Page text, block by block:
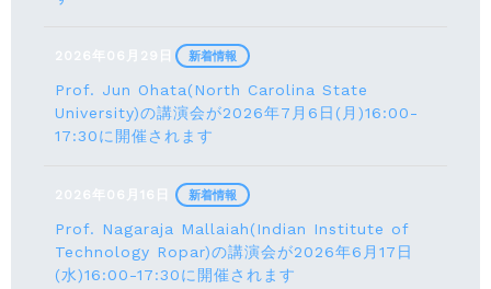
2026年06月29日
Prof. Jun Ohata(North Carolina State
University)の講演会が2026年7月6日(月)16:00-
17:30に開催されます
新着情報
2026年06月16日
Prof. Nagaraja Mallaiah(Indian Institute of
Technology Ropar)の講演会が2026年6月17⽇
(水)16:00-17:30に開催されます
新着情報